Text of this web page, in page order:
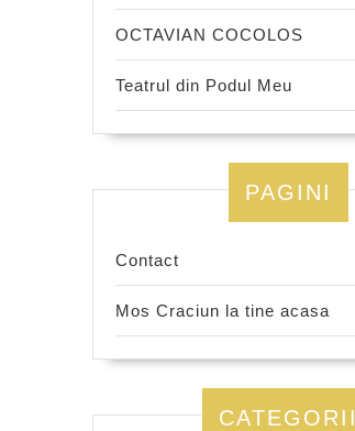
OCTAVIAN COCOLOS
Teatrul din Podul Meu
PAGINI
Contact
Mos Craciun la tine acasa
CATEGORII